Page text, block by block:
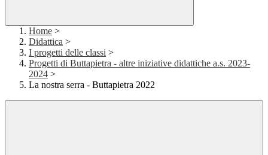
Home >
Didattica >
I progetti delle classi >
Progetti di Buttapietra - altre iniziative didattiche a.s. 2023-
2024 >
La nostra serra - Buttapietra 2022